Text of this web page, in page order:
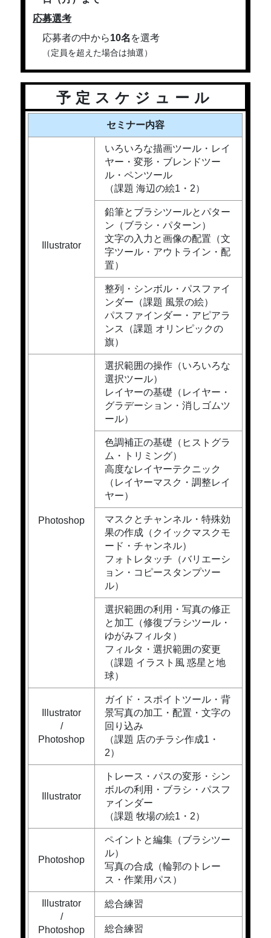
応募選考
応募者の中から10名 を選考
（定員を超えた場合は抽選）
予定スケジュール
セミナー内容
Illustrator
いろいろな描画ツール・レイ
ヤー・変形・ブレンドツー
ル・ペンツール
（課題 海辺の絵1・2）
鉛筆とブラシツールとパター
ン（ブラシ・パターン）
文字の入力と画像の配置（文
字ツール・アウトライン・配
置）
整列・シンボル・パスファイ
ンダー（課題 風景の絵）
パスファインダー・アピアラ
ンス（課題 オリンピックの
旗）
Photoshop
選択範囲の操作（いろいろな
選択ツール）
レイヤーの基礎（レイヤー・
グラデーション・消しゴムツ
ール）
色調補正の基礎（ヒストグラ
ム・トリミング）
高度なレイヤーテクニック
（レイヤーマスク・調整レイ
ヤー）
マスクとチャンネル・特殊効
果の作成（クイックマスクモ
ード・チャンネル）
フォトレタッチ（バリエーシ
ョン・コピースタンプツー
ル）
選択範囲の利用・写真の修正
と加工（修復ブラシツール・
ゆがみフィルタ）
フィルタ・選択範囲の変更
（課題 イラスト風 惑星と地
球）
Illustrator
/
Photoshop
ガイド・スポイトツール・背
景写真の加工・配置・文字の
回り込み
（課題 店のチラシ作成1・
2）
Illustrator
トレース・パスの変形・シン
ボルの利用・ブラシ・パスフ
ァインダー
（課題 牧場の絵1・2）
Photoshop
ペイントと編集（ブラシツー
ル）
写真の合成（輪郭のトレー
ス・作業用パス）
Illustrator
/
Photoshop
総合練習
総合練習